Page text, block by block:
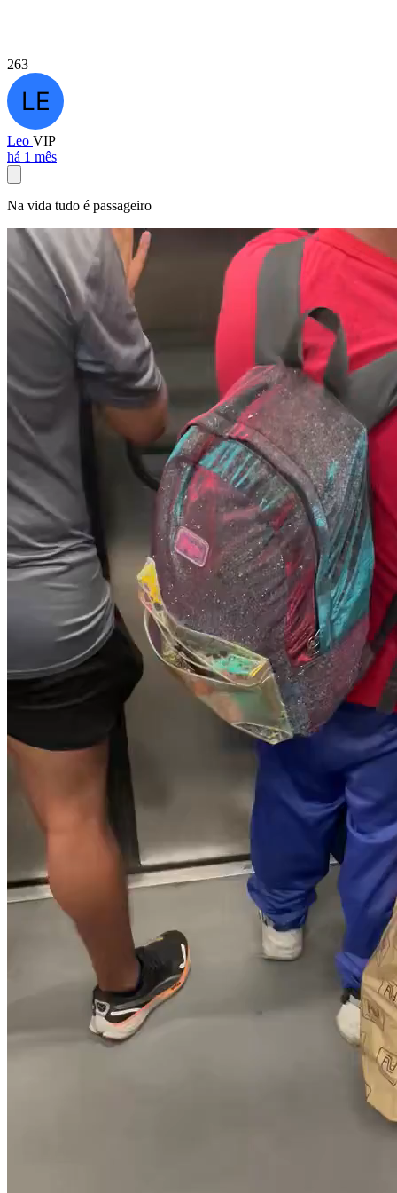
263
Leo VIP
há 1 mês
Na vida tudo é passageiro